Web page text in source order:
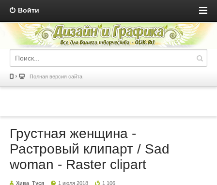
Войти
Полная версия сайта
Грустная женщина -
Растровый клипарт / Sad
woman - Raster clipart
Хива_Туся 1 июля 2018 1 106